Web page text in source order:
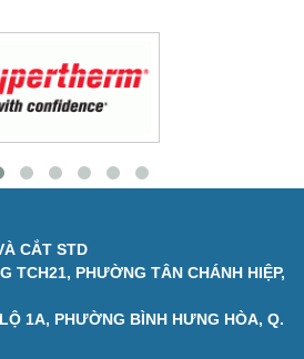
CẮT STD
TCH21, PHƯỜNG TÂN CHÁNH HIỆP,
1A, PHƯỜNG BÌNH HƯNG HÒA, Q.